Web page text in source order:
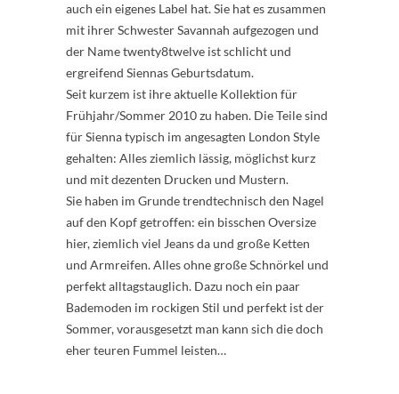
auch ein eigenes Label hat. Sie hat es zusammen
mit ihrer Schwester Savannah aufgezogen und
der Name twenty8twelve ist schlicht und
ergreifend Siennas Geburtsdatum.
Seit kurzem ist ihre aktuelle Kollektion für
Frühjahr/Sommer 2010 zu haben. Die Teile sind
für Sienna typisch im angesagten London Style
gehalten: Alles ziemlich lässig, möglichst kurz
und mit dezenten Drucken und Mustern.
Sie haben im Grunde trendtechnisch den Nagel
auf den Kopf getroffen: ein bisschen Oversize
hier, ziemlich viel Jeans da und große Ketten
und Armreifen. Alles ohne große Schnörkel und
perfekt alltagstauglich. Dazu noch ein paar
Bademoden im rockigen Stil und perfekt ist der
Sommer, vorausgesetzt man kann sich die doch
eher teuren Fummel leisten…